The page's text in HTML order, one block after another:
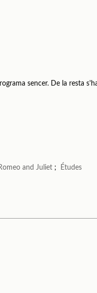
sencer. De la resta
and Juliet ; Études